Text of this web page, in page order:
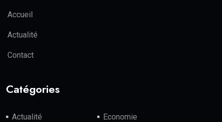
Accueil
Actualité
Contact
Catégories
Actualité Economie